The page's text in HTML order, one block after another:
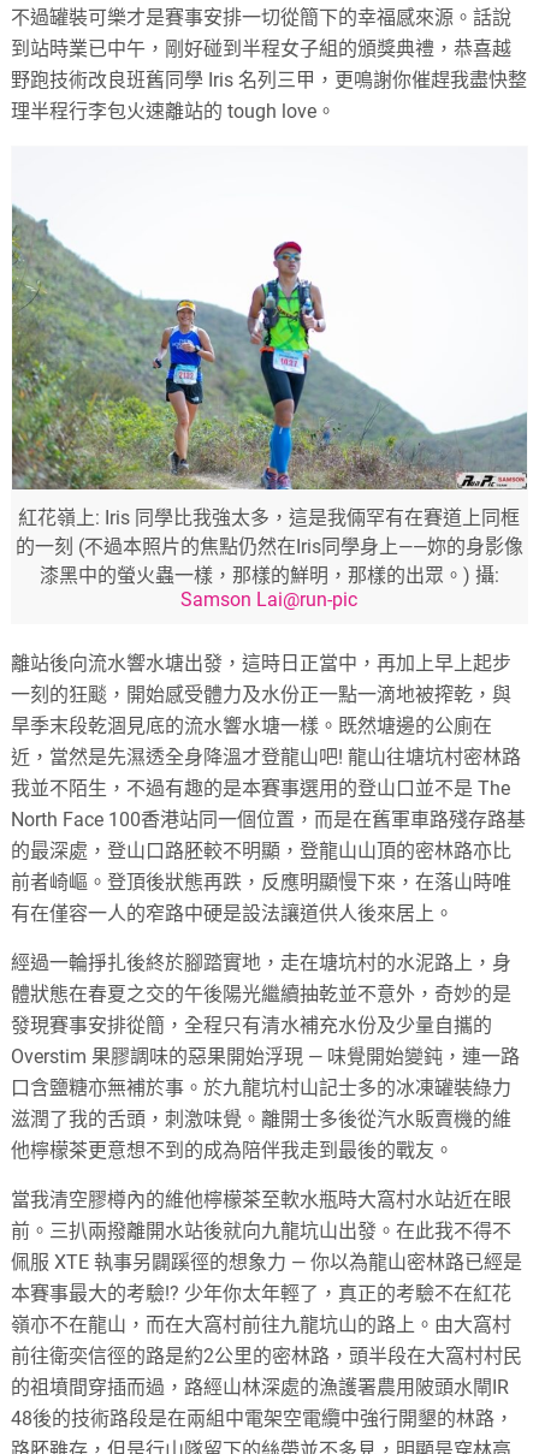
不過罐裝可樂才是賽事安排一切從簡下的幸福感來源。話說
到站時業已中午，剛好碰到半程女子組的頒獎典禮，恭喜越
野跑技術改良班舊同學 Iris 名列三甲，更鳴謝你催趕我盡快整
理半程行李包火速離站的 tough love。
紅花嶺上: Iris 同學比我強太多，這是我倆罕有在賽道上同框
的一刻 (不過本照片的焦點仍然在Iris同學身上——妳的身影像
漆黑中的螢火蟲一樣，那樣的鮮明，那樣的出眾。) 攝:
Samson Lai@run-pic
離站後向流水響水塘出發，這時日正當中，再加上早上起步
一刻的狂颷，開始感受體力及水份正一點一滴地被搾乾，與
旱季末段乾涸見底的流水響水塘一樣。既然塘邊的公廁在
近，當然是先濕透全身降溫才登龍山吧! 龍山往塘坑村密林路
我並不陌生，不過有趣的是本賽事選用的登山口並不是 The
North Face 100香港站同一個位置，而是在舊軍車路殘存路基
的最深處，登山口路胚較不明顯，登龍山山頂的密林路亦比
前者崎嶇。登頂後狀態再跌，反應明顯慢下來，在落山時唯
有在僅容一人的窄路中硬是設法讓道供人後來居上。
經過一輪掙扎後終於腳踏實地，走在塘坑村的水泥路上，身
體狀態在春夏之交的午後陽光繼續抽乾並不意外，奇妙的是
發現賽事安排從簡，全程只有清水補充水份及少量自攜的
Overstim 果膠調味的惡果開始浮現 — 味覺開始變鈍，連一路
口含鹽糖亦無補於事。於九龍坑村山記士多的冰凍罐裝綠力
滋潤了我的舌頭，刺激味覺。離開士多後從汽水販賣機的維
他檸檬茶更意想不到的成為陪伴我走到最後的戰友。
當我清空膠樽內的維他檸檬茶至軟水瓶時大窩村水站近在眼
前。三扒兩撥離開水站後就向九龍坑山出發。在此我不得不
佩服 XTE 執事另闢蹊徑的想象力 — 你以為龍山密林路已經是
本賽事最大的考驗!? 少年你太年輕了，真正的考驗不在紅花
嶺亦不在龍山，而在大窩村前往九龍坑山的路上。由大窩村
前往衛奕信徑的路是約2公里的密林路，頭半段在大窩村村民
的祖墳間穿插而過，路經山林深處的漁護署農用陂頭水閘IR
48後的技術路段是在兩組中電架空電纜中強行開墾的林路，